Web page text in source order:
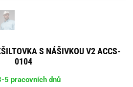
S NÁŠIVKOU V2 ACCS-
0104
5 pracovních dnů